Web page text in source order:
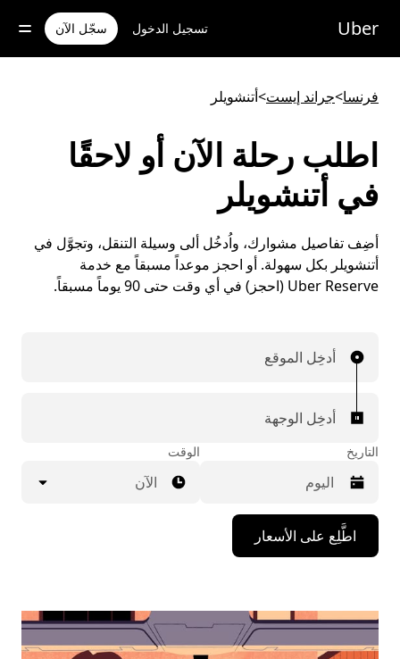
للوصول
المحتوى
Uber تسجيل الدخول سجّل الآن
فرنسا>جراند إيست>أتنشويلر
اطلب رحلة الآن أو لاحقًا
في أتنشويلر
أضِف تفاصيل مشوارك، واُدخُل ألى وسيلة التنقل، وتجوَّل في
أتنشويلر بكل سهولة. أو احجز موعداً مسبقاً مع خدمة
Uber Reserve (احجز) في أي وقت حتى 90 يوماً مسبقاً.
أدخِل الموقع
أدخِل الوجهة
التاريخ
اضغط
على
مفتاح
للأسفل
لاستخدام
التقويم
الوقت
الآن
اطَّلِع على الأسعار